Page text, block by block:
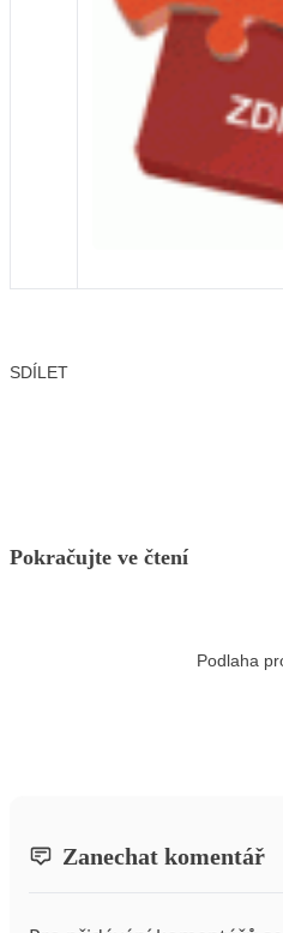
SDÍLET
Pokračujte ve čtení
Podlaha
Zanechat komentář